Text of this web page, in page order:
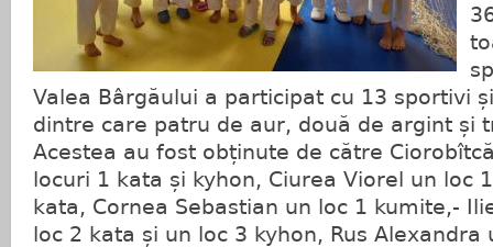
Valea Bârgăului a participat cu 13 sportivi
dintre care patru de aur, două de argint și
Acestea au fost obținute de către
locuri 1 kata și kyhon, Ciurea Viorel un loc
kata, Cornea Sebastian un loc 1 kumite,-
loc 2 kata și un loc 3 kyhon, Rus